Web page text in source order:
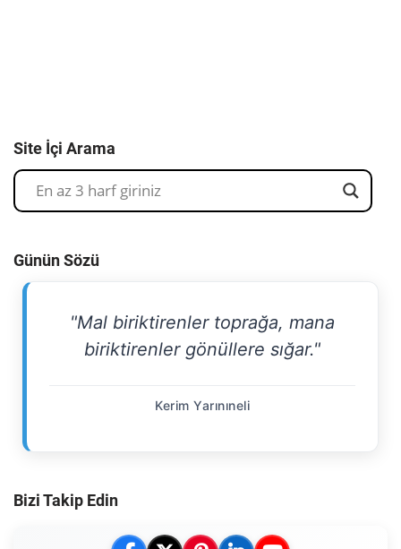
Site İçi Arama
Günün Sözü
"Mal biriktirenler toprağa, mana
biriktirenler gönüllere sığar."
Kerim Yarınıneli
Bizi Takip Edin